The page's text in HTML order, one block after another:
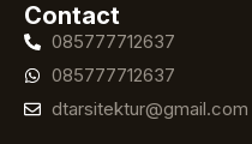
Contact
085777712637
085777712637
dtarsitektur@gmail.com